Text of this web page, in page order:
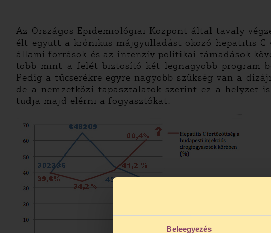
Beleegyezés
Az Országos Epidemiológiai Központ által tavaly
élt együtt a krónikus májgyulladást okozó hepatitis C
állami források és az intenzív politikai támadások
több mint a felét biztosító két legnagyobb program
Pedig a tűcserékre egyre nagyobb szükség van a
de a nemzetközi tapasztalatok szerint ez a helyzet
tudja majd elérni a fogyasztókat.